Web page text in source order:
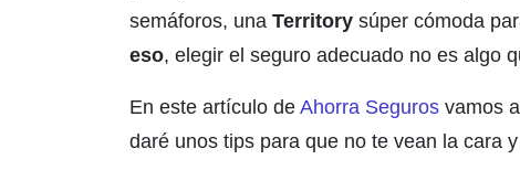
semáforos, una Territory súper cómoda
eso, elegir el seguro adecuado no es algo
En este artículo de Ahorra Seguros vamos
daré unos tips para que no te vean la cara